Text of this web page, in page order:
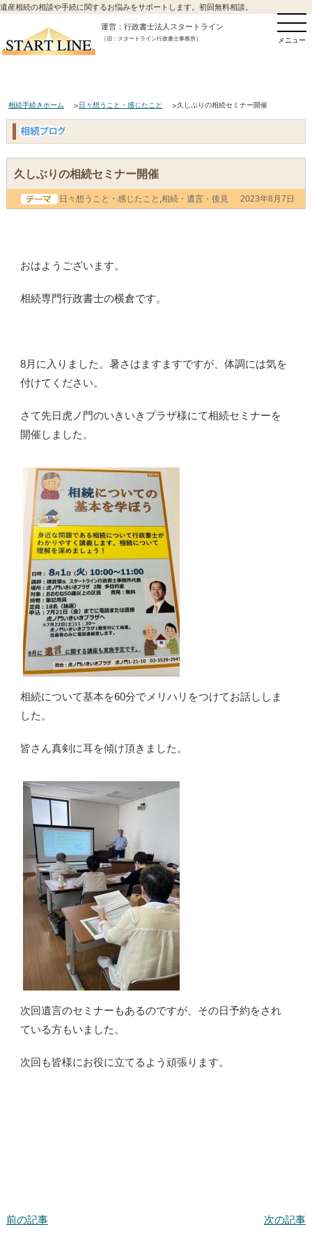
遺産相続の相談や手続に関するお悩みをサポートします。初回無料相談。
運営：行政書士法人スタートライン
（旧：スタートライン行政書士事務所） メニュー
相続手続きホーム 日々想うこと・感じたこと 久しぶりの相続セミナー開催
久しぶりの相続セミナー開催
日々想うこと・感じたこと ,相続・遺言・後見 2023年8月7日
おはようございます。
相続専門行政書士の横倉です。
8月に入りました。暑さはますますですが、体調には気を
付けてください。
さて先日虎ノ門のいきいきプラザ様にて相続セミナーを
開催しました。
相続について基本を60分でメリハリをつけてお話ししま
した。
皆さん真剣に耳を傾け頂きました。
次回遺言のセミナーもあるのですが、その日予約をされ
ている方もいました。
次回も皆様にお役に立てるよう頑張ります。
前の記事 次の記事